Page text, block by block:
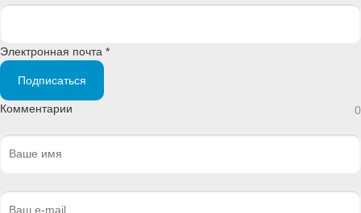
Электронная почта *
Подписаться
Комментарии 0